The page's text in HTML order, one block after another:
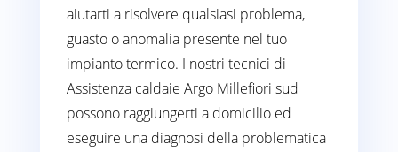
aiutarti a risolvere qualsiasi problema,
guasto o anomalia presente nel tuo
impianto termico. I nostri tecnici di
Assistenza caldaie Argo Millefiori sud
possono raggiungerti a domicilio ed
eseguire una diagnosi della problematica